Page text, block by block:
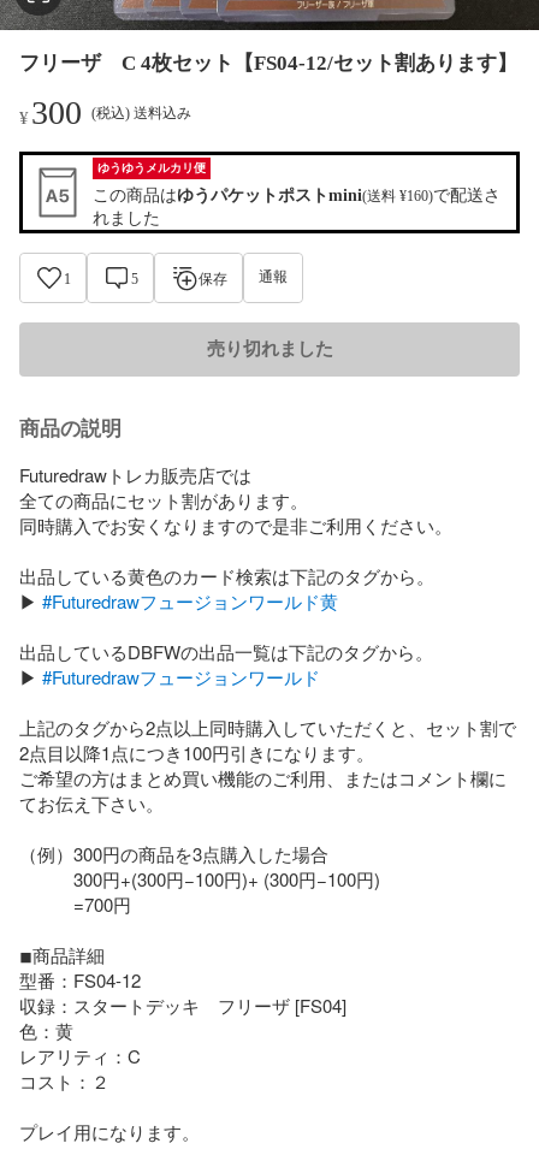
フリーザ C 4枚セット【FS04-12/セット割あります】
¥300 (税込) 送料込み
ゆうゆうメルカリ便
この商品はゆうパケットポストmini(送料 ¥160)で配送さ
れました
1 5 保存 通報
売り切れました
商品の説明
Futuredrawトレカ販売店では
全ての商品にセット割があります。
同時購入でお安くなりますので是非ご利用ください。
出品している黄色のカード検索は下記のタグから。
▶︎ #Futuredrawフュージョンワールド黄
出品しているDBFWの出品一覧は下記のタグから。
▶︎ #Futuredrawフュージョンワールド
上記のタグから2点以上同時購入していただくと、セット割で
2点目以降1点につき100円引きになります。
ご希望の方はまとめ買い機能のご利用、またはコメント欄に
てお伝え下さい。
（例）300円の商品を3点購入した場合
300円+(300円−100円)+ (300円−100円)
=700円
◾︎商品詳細
型番：FS04-12
収録：スタートデッキ　フリーザ [FS04]
色：黄
レアリティ：C
コスト：２
プレイ用になります。